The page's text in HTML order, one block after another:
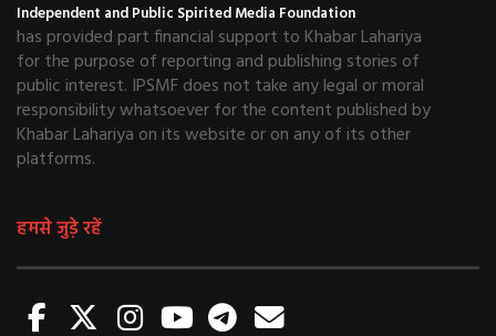
Independent and Public Spirited Media Foundation
has provided part financial support to Khabar Lahariya
for the purpose of reporting and publishing stories of
public interest. IPSMF does not take any legal or moral
responsibility whatsoever for the content published by
Khabar Lahariya on its website or on any of its other
platforms.
हमसे जुड़े रहें